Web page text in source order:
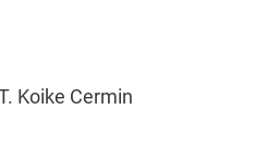
Koike Cermin